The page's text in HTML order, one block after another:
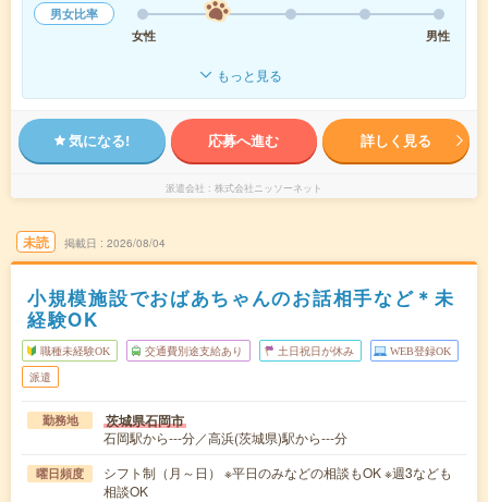
男女比率
女性
男性
もっと見る
気になる! 応募へ進む 詳しく見る
派遣会社 株式会社ニッソーネット
未読 掲載日 2026/08/04
小規模施設でおばあちゃんのお話相手など＊未
経験OK
職種未経験OK 交通費別途支給あり 土日祝日が休み WEB登録OK
派遣
勤務地 茨城県石岡市
石岡駅から---分／高浜(茨城県)駅から---分
曜日頻度
シフト制（月～日） ※平日のみなどの相談もOK ※週3なども
相談OK